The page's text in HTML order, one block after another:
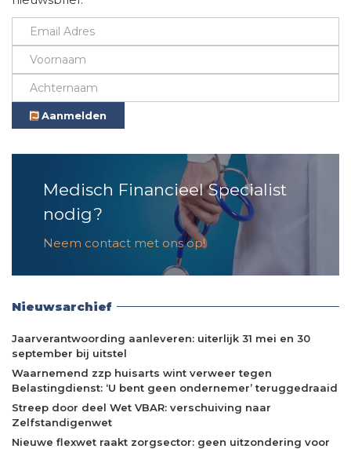
Aanmelden
Medisch Financieel Specialist
nodig?
Neem contact met ons op!
Nieuwsarchief
Jaarverantwoording aanleveren: uiterlijk 31 mei en 30
september bij uitstel
Waarnemend zzp huisarts wint verweer tegen
Belastingdienst: ‘U bent geen ondernemer’ teruggedraaid
Streep door deel Wet VBAR: verschuiving naar
Zelfstandigenwet
Nieuwe flexwet raakt zorgsector: geen uitzondering voor